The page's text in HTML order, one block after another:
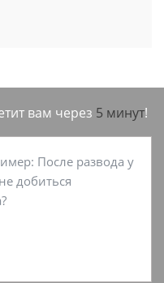
вам через 5 минут!